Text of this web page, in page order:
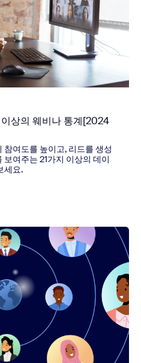
상의 웨비나 통계[2024
여도를 높이고, 리드를 생성
여주는 21가지 이상의 데이
세요.
를 매우 선호하는 리더